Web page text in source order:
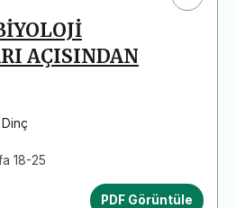
AÇISINDAN
18-25
PDF Görüntüle